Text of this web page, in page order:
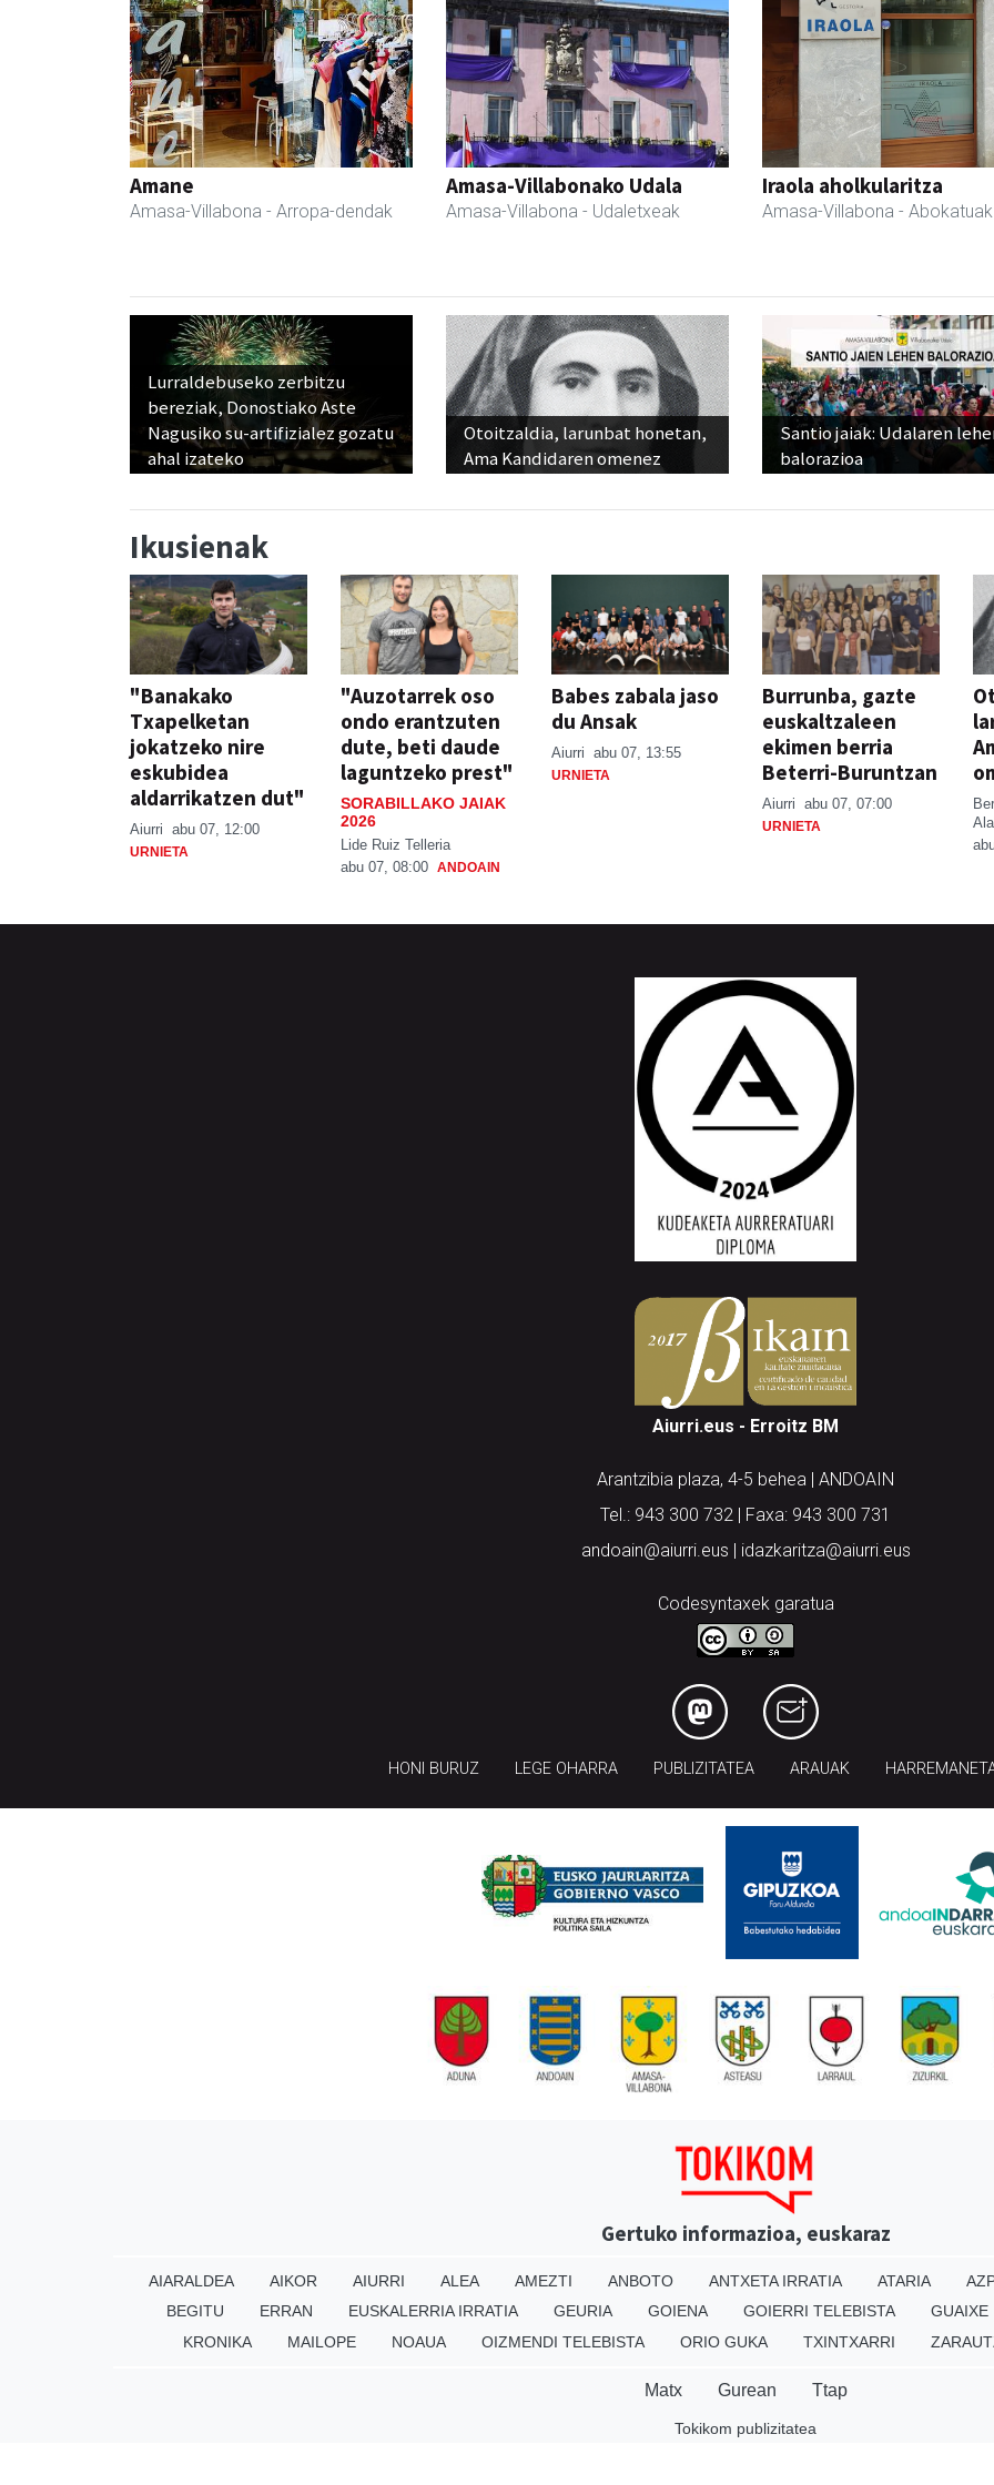
Amane
Amasa-Villabona - Arropa-dendak
Amasa-Villabonako Udala
Amasa-Villabona - Udaletxeak
Iraola aholkularitza
Amasa-Villabona - Abokatuak
Lurraldebuseko zerbitzu
bereziak, Donostiako Aste
Nagusiko su-artifizialez gozatu
ahal izateko
Otoitzaldia, larunbat honetan,
Ama Kandidaren omenez
Santio jaiak: Udalaren
balorazioa
Ikusienak
"Banakako
Txapelketan
jokatzeko nire
eskubidea
aldarrikatzen dut"
Aiurri abu 07, 12:00
URNIETA
"Auzotarrek oso
ondo erantzuten
dute, beti daude
laguntzeko prest"
SORABILLAKO JAIAK
2026
Lide Ruiz Telleria
abu 07, 08:00 ANDOAIN
Babes zabala jaso
du Ansak
Aiurri abu 07, 13:55
URNIETA
Burrunba, gazte
euskaltzaleen
ekimen berria
Beterri-Buruntzan
Aiurri abu 07, 07:00
URNIETA
Aiurri.eus - Erroitz BM
Arantzibia plaza, 4-5 behea | ANDOAIN
Tel.: 943 300 732 | Faxa: 943 300 731
andoain@aiurri.eus | idazkaritza@aiurri.eus
Codesyntaxek garatua
HONI BURUZ LEGE OHARRA PUBLIZITATEA ARAUAK
Gertuko informazioa, euskaraz
AIARALDEA AIKOR AIURRI ALEA AMEZTI ANBOTO ANTXETA IRRATIA ATARIA
BEGITU
ERRAN EUSKALERRIA IRRATIA GEURIA GOIENA GOIERRI TELEBISTA GUAIXE
KRONIKA
MAILOPE NOAUA OIZMENDI TELEBISTA ORIO GUKA TXINTXARRI
Matx Gurean Ttap
Tokikom publizitatea